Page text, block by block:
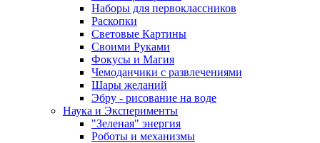
Наборы для первоклассников
Раскопки
Световые Картины
Своими Руками
Фокусы и Магия
Чемоданчики с развлечениями
Шары желаний
Эбру - рисование на воде
Наука и Эксперименты
"Зеленая" энергия
Роботы и механизмы